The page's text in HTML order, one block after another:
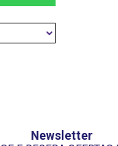
Newsletter